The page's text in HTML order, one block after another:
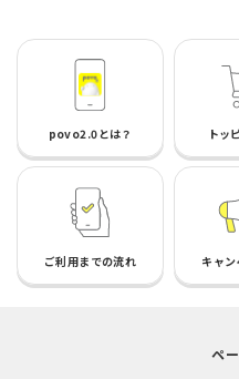
povo2.0とは？ トッ
ご利用までの流れ キャ
ペ